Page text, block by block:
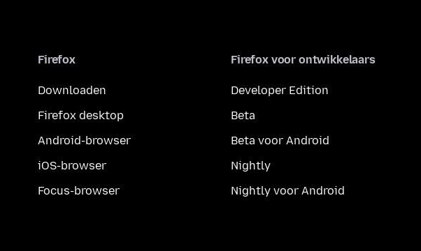
Firefox
Downloaden
Firefox desktop
Android-browser
iOS-browser
Focus-browser
Firefox voor ontwikkelaars
Developer Edition
Beta
Beta voor Android
Nightly
Nightly voor Android